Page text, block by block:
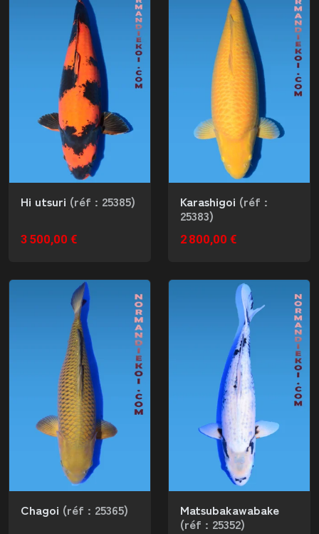
Hi utsuri (réf : 25385)
3 500,00 €
Karashigoi (réf :
25383)
2 800,00 €
Chagoi (réf : 25365)
Matsubakawabake
(réf : 25352)